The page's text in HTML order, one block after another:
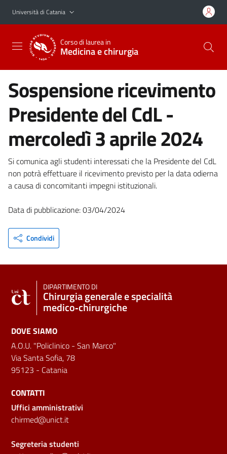
Vai al contenuto principale
Vai al menu di navigazione
Università di Catania
Corso di laurea in
Medicina e chirurgia
Sospensione ricevimento
Presidente del CdL -
mercoledì 3 aprile 2024
Si comunica agli studenti interessati che la Presidente del CdL
non potrà effettuare il ricevimento previsto per la data odierna
a causa di concomitanti impegni istituzionali.
Data di pubblicazione: 03/04/2024
Condividi
DIPARTIMENTO DI
Chirurgia generale e specialità
medico‑chirurgiche
DOVE SIAMO
A.O.U. "Policlinico - San Marco"
Via Santa Sofia, 78
95123 - Catania
CONTATTI
Uffici amministrativi
chirmed@unict.it
Segreteria studenti